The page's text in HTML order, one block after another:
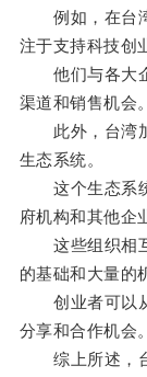
例如，在台湾
注于支持科技创
他们与各大企
渠道和销售机会。
此外，台湾加
生态系统。
这个生态系统
府机构和其他企
这些组织相互
的基础和大量的
创业者可以从
分享和合作机会。
综上所述，台